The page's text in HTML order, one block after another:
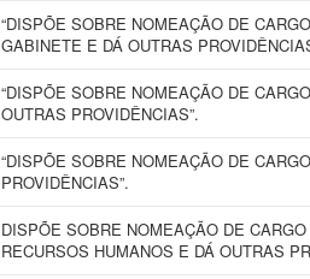
“DISPÕE SOBRE NOMEAÇÃO DE
GABINETE E DÁ OUTRAS
“DISPÕE SOBRE NOMEAÇÃO DE
OUTRAS PROVIDÊNCIAS”.
“DISPÕE SOBRE NOMEAÇÃO DE
PROVIDÊNCIAS”.
DISPÕE SOBRE NOMEAÇÃO DE
RECURSOS HUMANOS E DÁ OUTRAS